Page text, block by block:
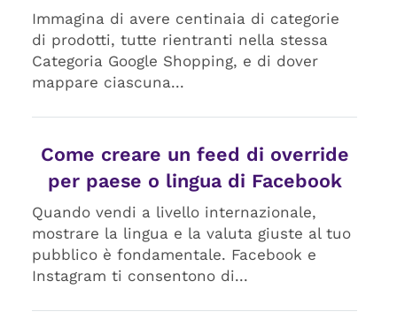
Immagina di avere centinaia di categorie
di prodotti, tutte rientranti nella stessa
Categoria Google Shopping, e di dover
mappare ciascuna...
Come creare un feed di override
per paese o lingua di Facebook
Quando vendi a livello internazionale,
mostrare la lingua e la valuta giuste al tuo
pubblico è fondamentale. Facebook e
Instagram ti consentono di...